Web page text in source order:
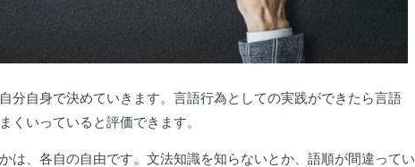
分自身で決めていきます。言語行為としての実践ができたら言語
くいっていると評価できます。
は、各自の自由です。文法知識を知らないとか、語順が間違ってい